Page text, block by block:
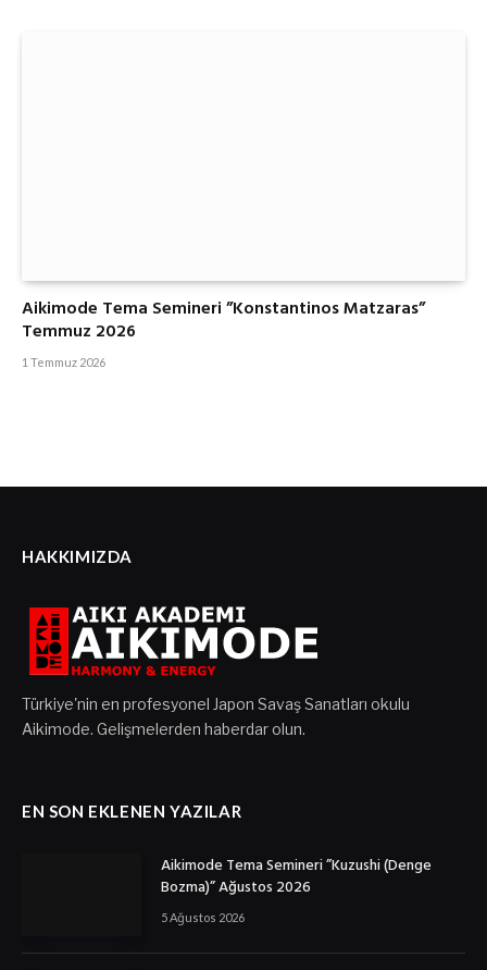
Aikimode Tema Semineri ”Konstantinos Matzaras”
Temmuz 2026
1 Temmuz 2026
HAKKIMIZDA
Türkiye'nin en profesyonel Japon Savaş Sanatları okulu
Aikimode. Gelişmelerden haberdar olun.
EN SON EKLENEN YAZILAR
Aikimode Tema Semineri ”Kuzushi (Denge
Bozma)” Ağustos 2026
5 Ağustos 2026